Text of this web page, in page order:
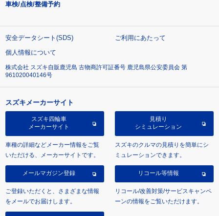
車検/点検/整備予約
安全データシート(SDS)
ご利用にあたって
個人情報について
株式会社 スズキ自販鹿児島 古物商許可証番号 鹿児島県公安委員会 第
961020040146号
スズキメーカーサイト
スズキ四輪車
メーカーサイト
車種の詳細などメーカー情報をご覧
いただける、メーカーサイトです。
見積り
シミュレーション
スズキのクルマの見積りを簡単にシ
ミュレーションできます。
メールマガジン登録
ご登録いただくと、さまざまな情報
をメールでお届けします。
リコール等情報
リコール/改善対策/サービスキャンペ
ーンの情報をご覧いただけます。